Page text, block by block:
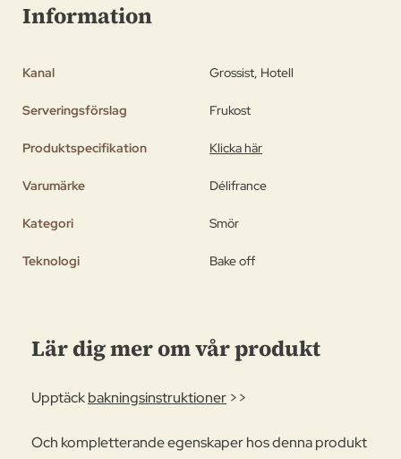
Information
Kanal Grossist, Hotell
Serveringsförslag Frukost
Produktspecifikation Klicka här
Varumärke Délifrance
Kategori Smör
Teknologi Bake off
Lär dig mer om vår produkt
Upptäckbakningsinstruktioner >>
Och kompletterande egenskaper hos denna produkt